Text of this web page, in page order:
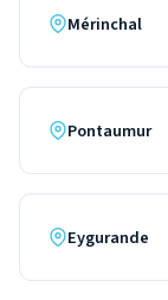
Mérinchal
Pontaumur
Eygurande